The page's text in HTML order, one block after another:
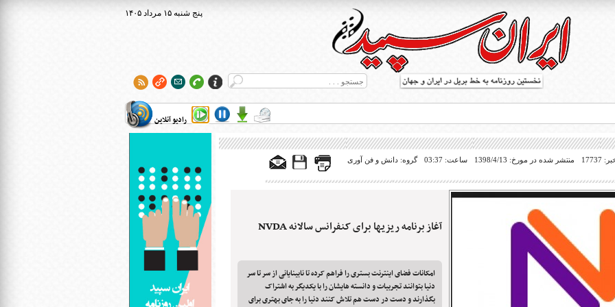
۱۴۰۵ پنج شنبه ۱۵ مرداد
رادیو آنلاین
بریل در جهان
منتشر شده در مورخ: 1398/4/13 ساعت: 03:37 گروه: دانش و فن آوری
آغاز برنامه ریزیها برای کنفرانس سالانه NVDA
امکانات فضای اینترنت بستری را فراهم کرده تا نابینایانی از سر تا سر
دنیا بتوانند تجربیات و دانسته هایشان را با یکدیگر به اشتراک
بگذارند و دست در دست هم تلاش کنند دنیا را به جای بهتری برای